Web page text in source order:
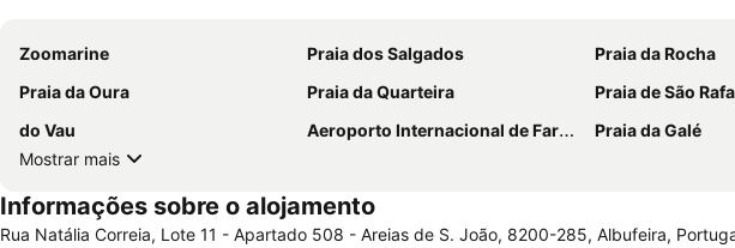
Zoomarine Praia dos Salgados Praia da Rocha
Praia da Oura
Praia da Quarteira Praia de São
do Vau
Aeroporto Internacional de Faro - Gago Coutinho Praia da Galé
Mostrar mais
Informações sobre o alojamento
Rua Natália Correia, Lote 11 - Apartado 508 - Areias de S. João, 8200-285, Albufeira,